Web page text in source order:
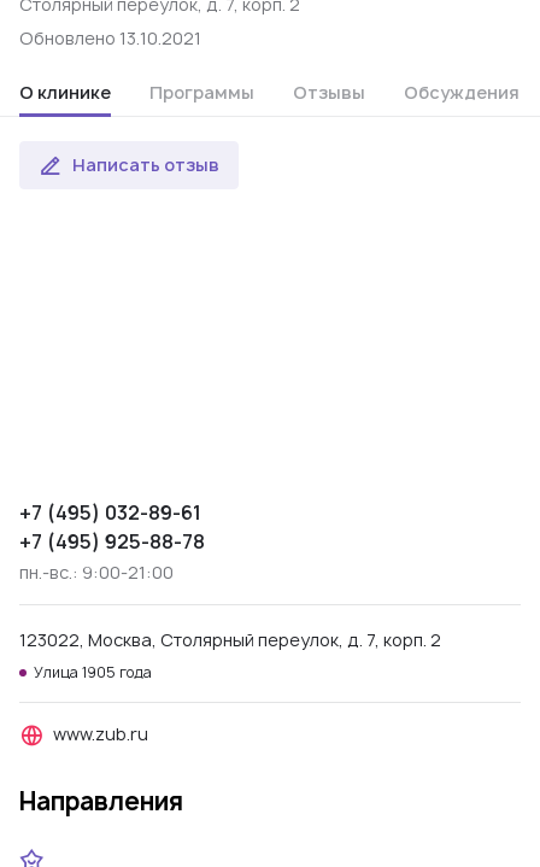
Обновлено 13.10.2021
О клинике Программы Отзывы Обсуждения
Написать отзыв
+7 (495) 032-89-61
+7 (495) 925-88-78
пн.-вс.: 9:00-21:00
123022, Москва, Столярный переулок, д. 7, корп. 2
Улица 1905 года
www.zub.ru
Направления